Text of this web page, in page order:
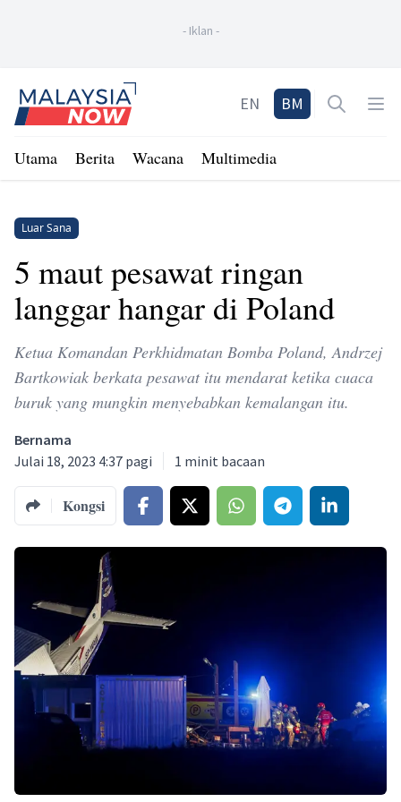
- Iklan -
Home
EN BM Open
Utama Berita Wacana Multimedia
Luar Sana
5 maut pesawat ringan
langgar hangar di Poland
Ketua Komandan Perkhidmatan Bomba Poland, Andrzej
Bartkowiak berkata pesawat itu mendarat ketika cuaca
buruk yang mungkin menyebabkan kemalangan itu.
Bernama
Julai 18, 2023 4:37 pagi
1 minit bacaan
Kongsi